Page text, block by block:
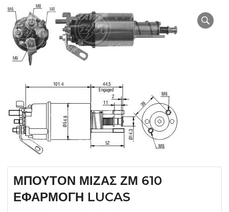
ΜΠΟΥΤΟΝ ΜΙΖΑΣ ΖΜ 610
ΕΦΑΡΜΟΓΗ LUCAS